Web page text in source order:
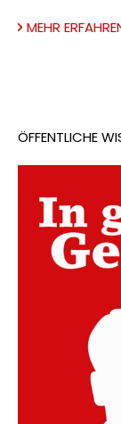
MEHR
ÖFFENTLICHE